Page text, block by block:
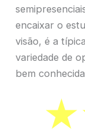
encaixar o
visão, é a
variedade de
bem